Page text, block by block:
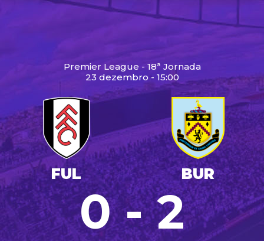
Premier League - 18ª Jornada
23 dezembro - 15:00
FUL BUR
0 - 2